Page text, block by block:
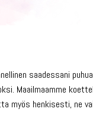
saadessani
Maailmaamme
myös henkisesti, ne